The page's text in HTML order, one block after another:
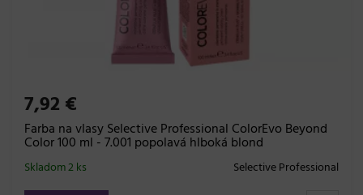
7,92 €
Farba na vlasy Selective Professional ColorEvo Beyond
Color 100 ml - 7.001 popolavá hlboká blond
Selective Professional
Skladom 2 ks